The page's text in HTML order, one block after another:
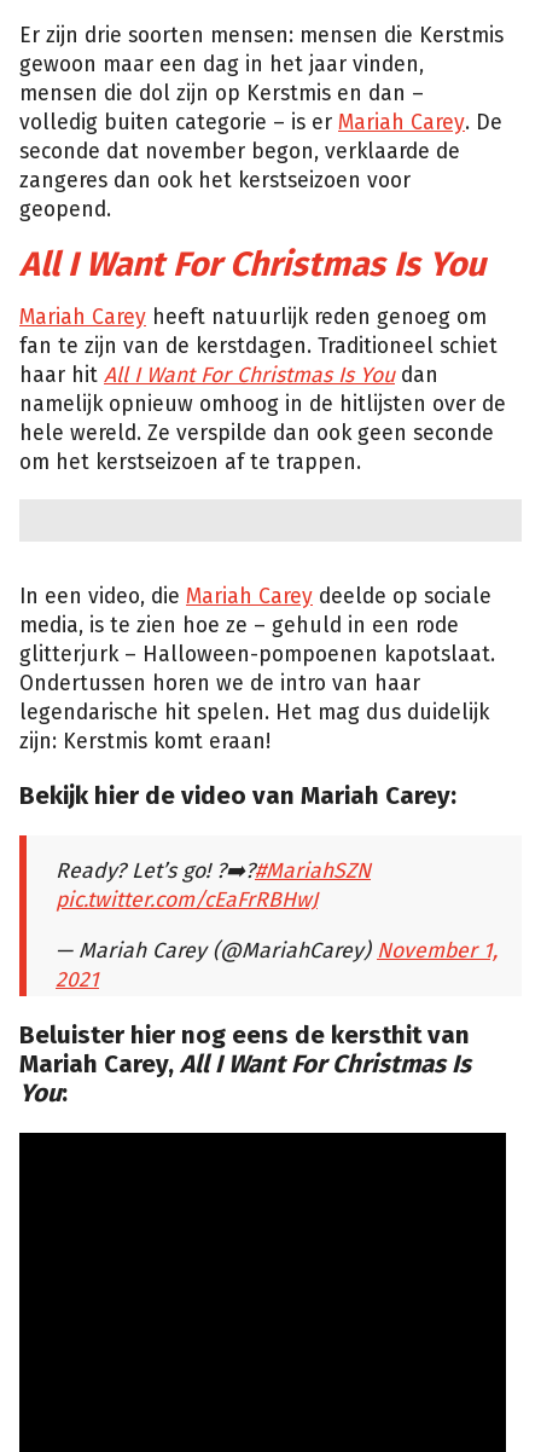
Er zijn drie soorten mensen: mensen die Kerstmis
gewoon maar een dag in het jaar vinden,
mensen die dol zijn op Kerstmis en dan –
volledig buiten categorie – is er Mariah Carey. De
seconde dat november begon, verklaarde de
zangeres dan ook het kerstseizoen voor
geopend.
All I Want For Christmas Is You
Mariah Carey heeft natuurlijk reden genoeg om
fan te zijn van de kerstdagen. Traditioneel schiet
haar hit All I Want For Christmas Is Youdan
namelijk opnieuw omhoog in de hitlijsten over de
hele wereld. Ze verspilde dan ook geen seconde
om het kerstseizoen af te trappen.
In een video, die Mariah Carey deelde op sociale
media, is te zien hoe ze – gehuld in een rode
glitterjurk – Halloween-pompoenen kapotslaat.
Ondertussen horen we de intro van haar
legendarische hit spelen. Het mag dus duidelijk
zijn: Kerstmis komt eraan!
Bekijk hier de video van Mariah Carey:
Ready? Let’s go! ?➡️?#MariahSZN
pic.twitter.com/cEaFrRBHwJ
— Mariah Carey (@MariahCarey) November 1,
2021
Beluister hier nog eens de kersthit van
Mariah Carey, All I Want For Christmas Is
You: